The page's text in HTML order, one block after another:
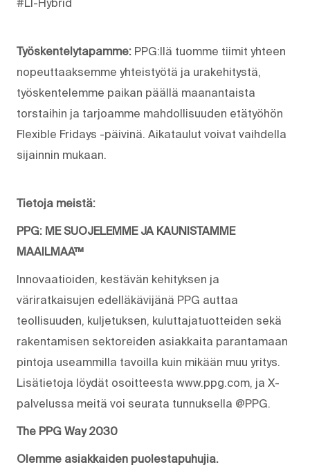
#LI-Hybrid
Työskentelytapamme: PPG:llä tuomme tiimit yhteen
nopeuttaaksemme yhteistyötä ja urakehitystä,
työskentelemme paikan päällä maanantaista
torstaihin ja tarjoamme mahdollisuuden etätyöhön
Flexible Fridays -päivinä. Aikataulut voivat vaihdella
sijainnin mukaan.
Tietoja meistä:
PPG: ME SUOJELEMME JA KAUNISTAMME
MAAILMAA™
Innovaatioiden, kestävän kehityksen ja
väriratkaisujen edelläkävijänä PPG auttaa
teollisuuden, kuljetuksen, kuluttajatuotteiden sekä
rakentamisen sektoreiden asiakkaita parantamaan
pintoja useammilla tavoilla kuin mikään muu yritys.
Lisätietoja löydät osoitteesta www.ppg.com, ja X-
palvelussa meitä voi seurata tunnuksella @PPG.
The PPG Way 2030
Olemme asiakkaiden puolestapuhujia.